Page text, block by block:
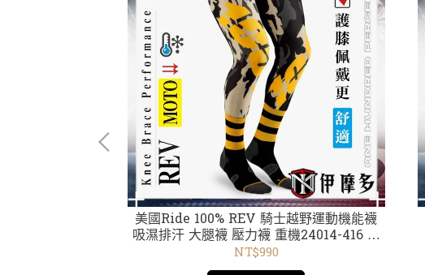
美國Ride 100% REV 騎士越野運動機能襪
吸濕排汗 大腿襪 壓力襪 重機24014-416 迷
彩
NT$990